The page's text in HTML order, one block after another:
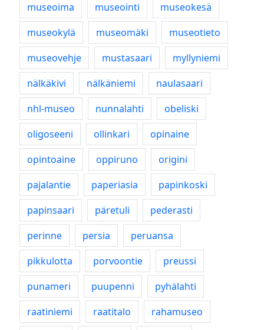
museoima
museointi
museokesä
museokylä
museomäki
museotieto
museovehje
mustasaari
myllyniemi
nälkäkivi
nälkäniemi
naulasaari
nhl-museo
nunnalahti
obeliski
oligoseeni
ollinkari
opinaine
opintoaine
oppiruno
origini
pajalantie
paperiasia
papinkoski
papinsaari
päretuli
pederasti
perinne
persia
peruansa
pikkulotta
porvoontie
preussi
punameri
puupenni
pyhälahti
raatiniemi
raatitalo
rahamuseo